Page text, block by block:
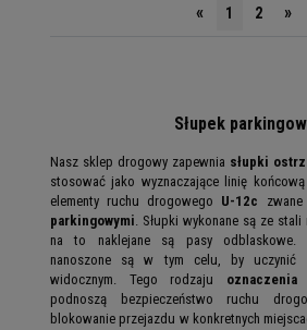
« 1 2 »
Słupek
Nasz sklep drogowy zapewnia słupki
stosować jako wyznaczające linię
elementy ruchu drogowego U-12c
parkingowymi. Słupki wykonane są ze
na to naklejane są pasy odblaskowe.
nanoszone są w tym celu, by uczynić
widocznym. Tego rodzaju oznaczenia
podnoszą bezpieczeństwo ruchu
blokowanie przejazdu w konkretnych